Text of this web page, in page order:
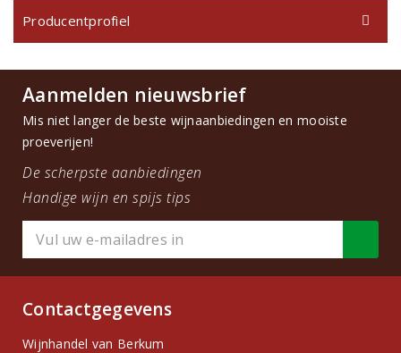
Producentprofiel
Aanmelden nieuwsbrief
Mis niet langer de beste wijnaanbiedingen en mooiste
proeverijen!
De scherpste aanbiedingen
Handige wijn en spijs tips
Contactgegevens
Wijnhandel van Berkum